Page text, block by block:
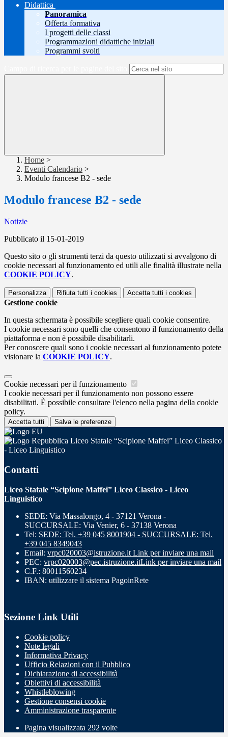
Didattica
Panoramica
Offerta formativa
I progetti delle classi
Programmazioni didattiche iniziali
Programmi svolti
Home >
Eventi Calendario >
Modulo francese B2 - sede
Modulo francese B2 - sede
Notizie
Pubblicato il 15-01-2019
Questo sito o gli strumenti terzi da questo utilizzati si avvalgono di
cookie necessari al funzionamento ed utili alle finalità illustrate nella
COOKIE POLICY.
Personalizza Rifiuta tutti i cookies Accetta tutti i cookies
Gestione cookie
In questa schermata è possibile scegliere quali cookie consentire.
I cookie necessari sono quelli che consentono il funzionamento della
piattaforma e non è possibile disabilitarli.
Per conoscere quali sono i cookie necessari al funzionamento potete
visionare la COOKIE POLICY.
Cookie necessari per il funzionamento
I cookie necessari per il funzionamento non possono essere
disabilitati. È possibile consultare l'elenco nella pagina della cookie
policy.
Accetta tutti Salva le preferenze
Liceo Statale “Scipione Maffei” Liceo Classico
- Liceo Linguistico
Contatti
Liceo Statale “Scipione Maffei” Liceo Classico - Liceo
Linguistico
SEDE: Via Massalongo, 4 - 37121 Verona -
SUCCURSALE: Via Venier, 6 - 37138 Verona
Tel: SEDE: Tel. +39 045 8001904 - SUCCURSALE: Tel.
+39 045 8349043
Email: vrpc020003@istruzione.it Link per inviare una mail
PEC: vrpc020003@pec.istruzione.itLink per inviare una mail
C.F.: 80011560234
IBAN: utilizzare il sistema PagoinRete
Sezione Link Utili
Cookie policy
Note legali
Informativa Privacy
Ufficio Relazioni con il Pubblico
Dichiarazione di accessibilità
Obiettivi di accessibilità
Whistleblowing
Gestione consensi cookie
Amministrazione trasparente
Pagina visualizzata 292 volte